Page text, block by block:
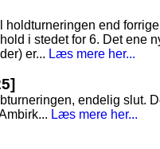
end
i stedet for 6. Det ene
er... Læs mere her...
endelig slut.
Læs mere her...